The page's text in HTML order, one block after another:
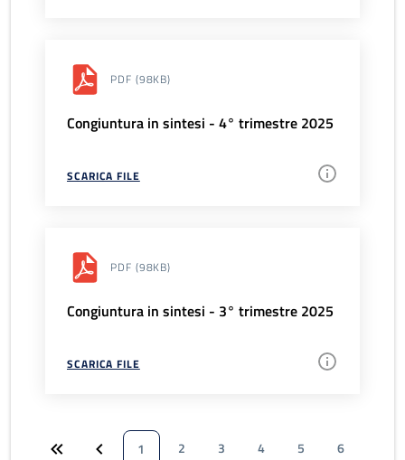
PDF (98KB)
Congiuntura in sintesi - 4° trimestre 2025
SCARICA FILE
PDF (98KB)
Congiuntura in sintesi - 3° trimestre 2025
SCARICA FILE
1 2 3 4 5
6